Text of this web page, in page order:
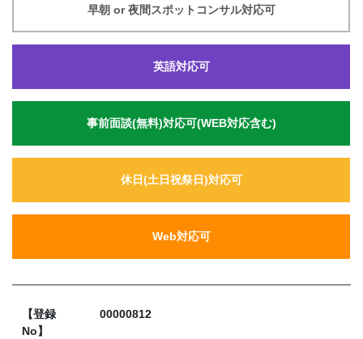
早朝 or 夜間スポットコンサル対応可
英語対応可
事前面談(無料)対応可(WEB対応含む)
休日(土日祝祭日)対応可
Web対応可
【登録
No】
00000812